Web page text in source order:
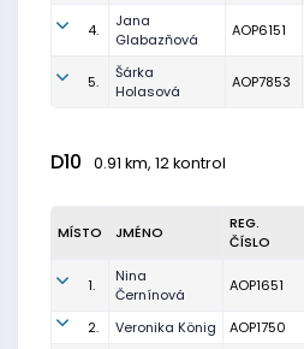
4.
Jana
Glabazňová
AOP6151
5.
Šárka
Holasová
AOP7853
D10 0.91 km, 12 kontrol
MÍSTO JMÉNO
REG.
ČÍSLO
1.
Nina
Černínová
AOP1651
2. Veronika König AOP1750